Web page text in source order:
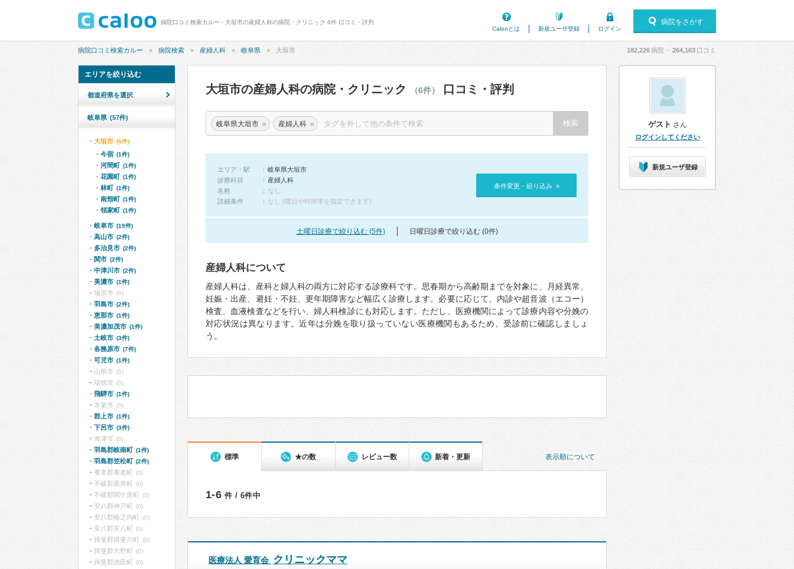
病院口コミ検索カルー - 大垣市の産婦人科の病院・クリニック 6件 口コミ・評判
Calooとは
新規ユーザ登録 ログイン
病院をさがす
病院口コミ検索カルー 病院検索 産婦人科 岐阜県 大垣市 182,226病院・ 264,163 口コミ
大垣市の産婦人科の病院・クリニック （6件） 口コミ・評判
岐阜県大垣市 × 産婦人科 ×
エリア・駅
岐阜県大垣市
診療科目
産婦人科
名称
なし
詳細条件
なし (曜日や時間帯を指定できます)
条件変更・絞り込み »
土曜日診療で絞り込む (5件) 日曜日診療で絞り込む (0件)
産婦人科について
産婦人科は、産科と婦人科の両方に対応する診療科です。思春期から高齢期までを対象に、月経異常、
妊娠・出産、避妊・不妊、更年期障害など幅広く診療します。必要に応じて、内診や超音波（エコー）
検査、血液検査などを行い、婦人科検診にも対応します。ただし、医療機関によって診療内容や分娩の
対応状況は異なります。近年は分娩を取り扱っていない医療機関もあるため、受診前に確認しましょ
う。
表示順について
標準 ★の数 レビュー数 新着・更新
1-6 件 / 6件中
医療法人 愛育会 クリニックママ
エリアを絞り込む
都道府県を選択
岐阜県 (57件)
大垣市 (6件)
今宿 (1件)
河間町 (1件)
花園町 (1件)
林町 (1件)
南頬町 (1件)
領家町 (1件)
岐阜市 (19件)
高山市 (2件)
多治見市 (2件)
関市 (2件)
中津川市 (2件)
美濃市 (1件)
瑞浪市 (0)
羽島市 (2件)
恵那市 (1件)
美濃加茂市 (1件)
土岐市 (3件)
各務原市 (7件)
可児市 (1件)
山県市 (0)
瑞穂市 (0)
飛騨市 (1件)
本巣市 (0)
郡上市 (1件)
下呂市 (3件)
海津市 (0)
羽島郡岐南町 (1件)
羽島郡笠松町 (2件)
養老郡養老町 (0)
不破郡垂井町 (0)
不破郡関ケ原町 (0)
安八郡神戸町 (0)
安八郡輪之内町 (0)
安八郡安八町 (0)
揖斐郡揖斐川町 (0)
揖斐郡大野町 (0)
揖斐郡池田町 (0)
ゲスト さん
ログインしてください
新規ユーザ登録